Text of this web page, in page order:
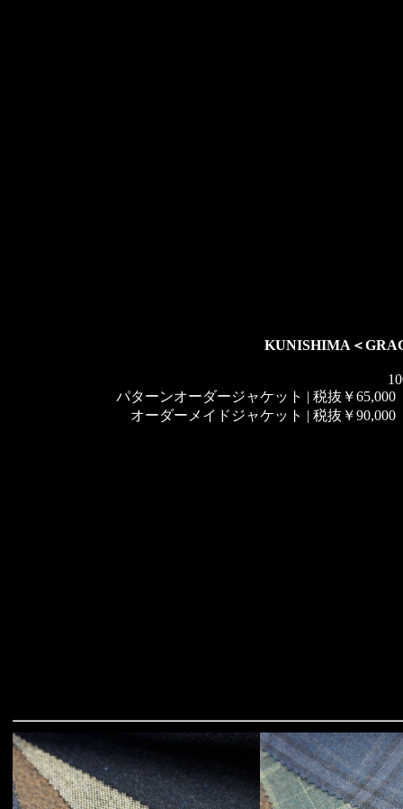
KUNISHIMA＜
パターンオーダージャケット | 税抜￥65,000
オーダーメイドジャケット | 税抜￥90,000